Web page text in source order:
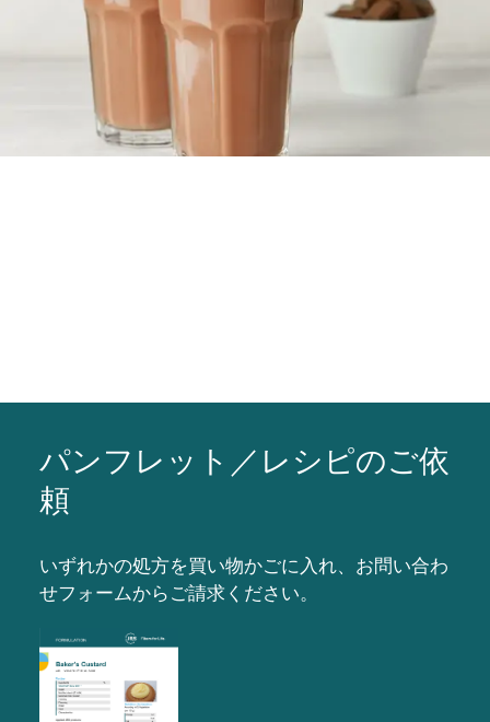
パンフレット／レシピのご依
頼
いずれかの処方を買い物かごに入れ、お問い合わ
せフォームからご請求ください。